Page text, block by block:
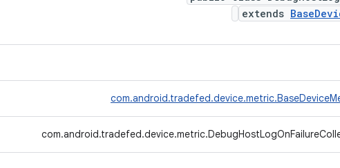
extends